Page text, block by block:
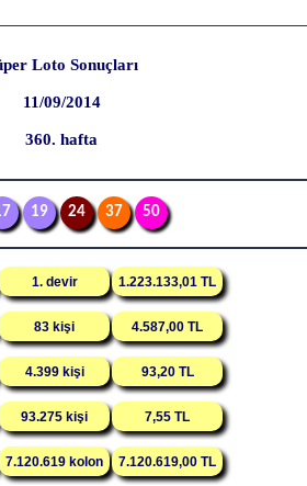
Loto Sonuçları
11/09/2014
360. hafta
19 24 37 50
1. devir 1.223.133,01 TL
83 kişi 4.587,00 TL
4.399 kişi 93,20 TL
93.275 kişi 7,55 TL
7.120.619 kolon 7.120.619,00 TL